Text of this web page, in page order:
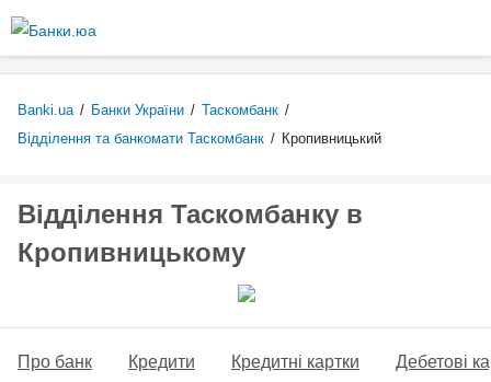
основного
Banki.ua / Банки України / Таскомбанк /
Відділення та банкомати Таскомбанк / Кропивницький
Відділення Таскомбанку в
Кропивницькому
Про банк Кредити Кредитні картки Дебетові